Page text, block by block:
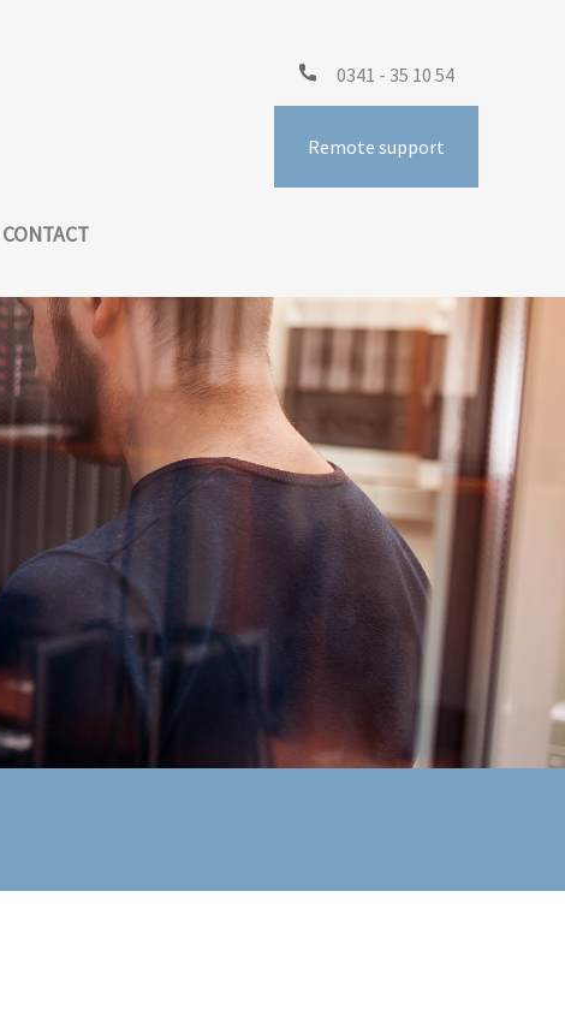
CONTACT
0341 - 35 10 54
Remote support